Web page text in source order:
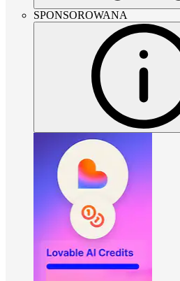
SPONSOROWANA